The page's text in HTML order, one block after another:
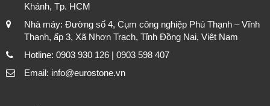
Khánh, Tp. HCM
Nhà máy: Đường số 4, Cụm công nghiệp Phú Thạnh – Vĩnh
Thanh, ấp 3, Xã Nhơn Trạch, Tỉnh Đồng Nai, Việt Nam
Hotline: 0903 930 126 | 0903 598 407
Email: info@eurostone.vn